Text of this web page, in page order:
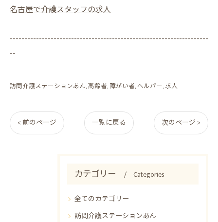
名古屋で介護スタッフの求人
--------------------------------------------------------------------
--
訪問介護ステーションあん 高齢者 障がい者 ヘルパー 求人
< 前のページ 一覧に戻る 次のページ >
カテゴリー Categories
全てのカテゴリー
訪問介護ステーションあん